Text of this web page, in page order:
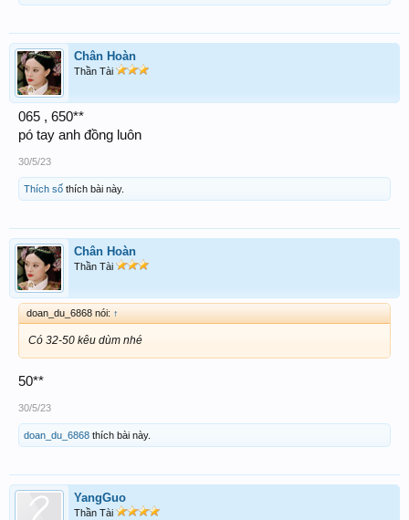
Chân Hoàn
Thần Tài
065 , 650**
pó tay anh đồng luôn
30/5/23
Thích số thích bài này.
Chân Hoàn
Thần Tài
doan_du_6868 nói: ↑
Có 32-50 kêu dùm nhé
50**
30/5/23
doan_du_6868 thích bài này.
YangGuo
Thần Tài